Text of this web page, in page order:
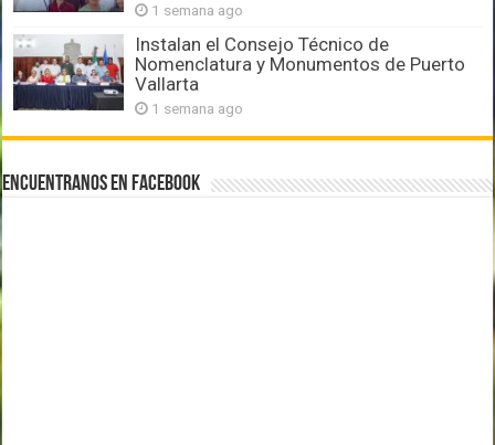
1 semana ago
Instalan el Consejo Técnico de
Nomenclatura y Monumentos de Puerto
Vallarta
1 semana ago
Encuentranos en Facebook